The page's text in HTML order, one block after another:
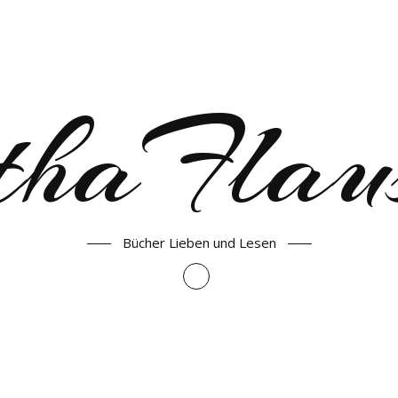
Bücher Lieben und Lesen